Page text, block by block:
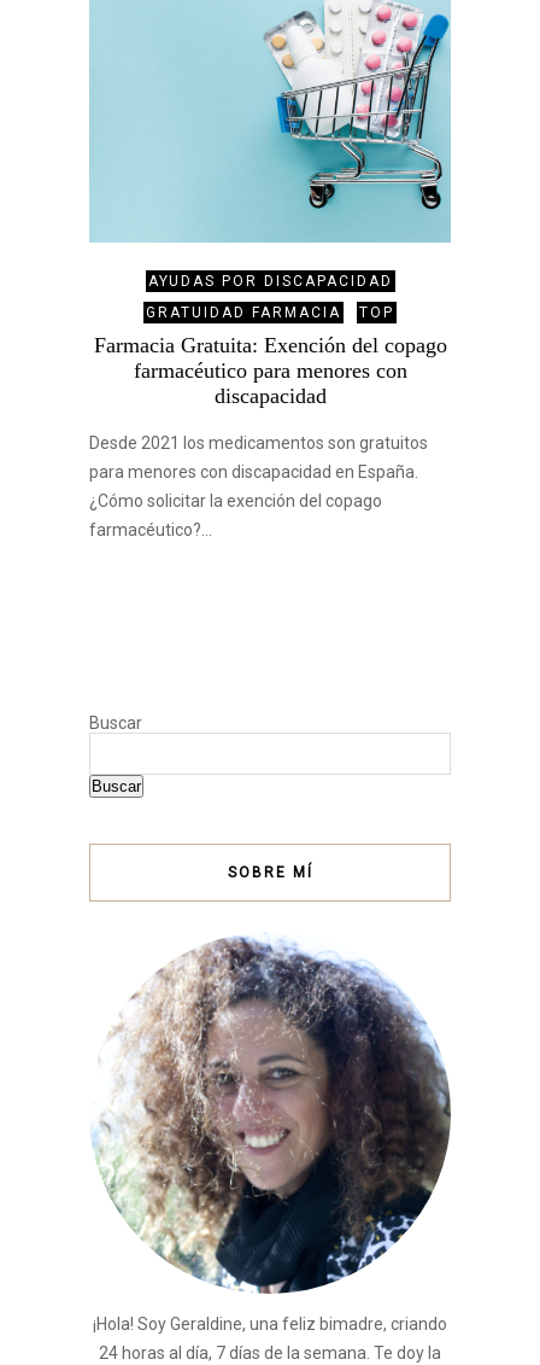
AYUDAS POR DISCAPACIDAD
GRATUIDAD FARMACIA
TOP
Farmacia Gratuita: Exención del copago
farmacéutico para menores con
discapacidad
Desde 2021 los medicamentos son gratuitos
para menores con discapacidad en España.
¿Cómo solicitar la exención del copago
farmacéutico?…
Buscar
Buscar
SOBRE MÍ
¡Hola! Soy Geraldine, una feliz bimadre, criando
24 horas al día, 7 días de la semana. Te doy la